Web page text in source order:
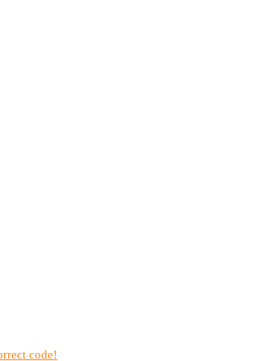
code!